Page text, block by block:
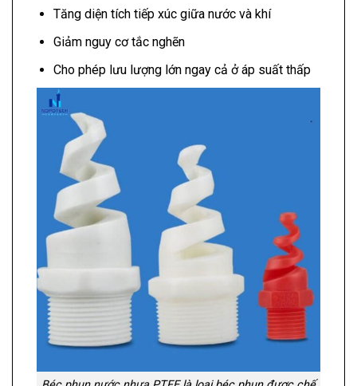
Tăng diện tích tiếp xúc giữa nước và khí
Giảm nguy cơ tắc nghẽn
Cho phép lưu lượng lớn ngay cả ở áp suất thấp